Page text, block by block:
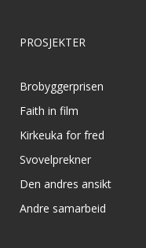
PROSJEKTER
Brobyggerprisen
Faith in film
Kirkeuka for fred
Svovelprekner
Den andres ansikt
Andre samarbeid